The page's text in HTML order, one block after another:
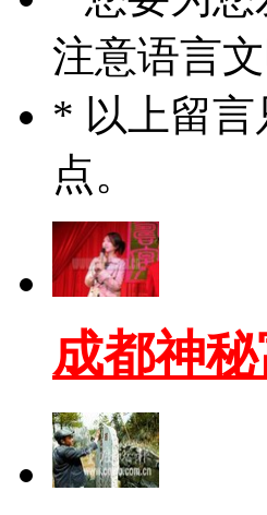
注意语言文
* 以上留言
点。
成都神